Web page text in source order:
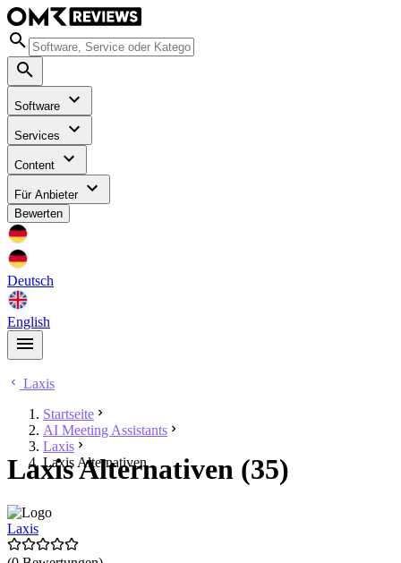
Software
Services
Content
Für Anbieter
Bewerten
Deutsch
English
Laxis
Startseite
AI Meeting Assistants
Laxis
Laxis Alternativen
Laxis Alternativen (35)
Laxis